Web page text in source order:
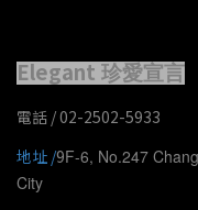
Elegant 珍愛宣言
電話 / 02-2502-5933
地址 /9F-6, No.247
City